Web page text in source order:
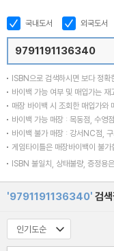
국내도서 외국도서
ISBN으로 검색하시면 보다 정확
바이백 가능 여부 및 매입가는 재
매장 바이백 시 조회한 매입가와
바이백 가능 매장 : 목동점, 수영
바이백 불가 매장 : 강서NC점,
게임타이틀은 매장바이백이 불가
ISBN 불일치, 상태불량, 증정용
'9791191136340' 검